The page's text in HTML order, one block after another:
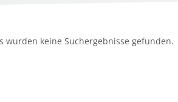
wurden keine Suchergebnisse gefunden.